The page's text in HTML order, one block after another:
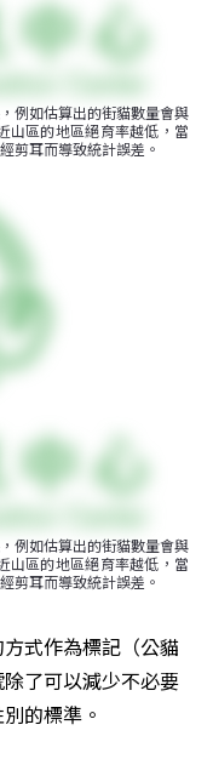
例如估算出的街貓數量會與
山區的地區絕育率越低，當
剪耳而導致統計誤差。
例如估算出的街貓數量會與
山區的地區絕育率越低，當
剪耳而導致統計誤差。
式作為標記（公貓
了可以減少不必要
的標準。